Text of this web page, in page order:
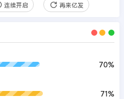
连续开启 再来亿发
70%
71%